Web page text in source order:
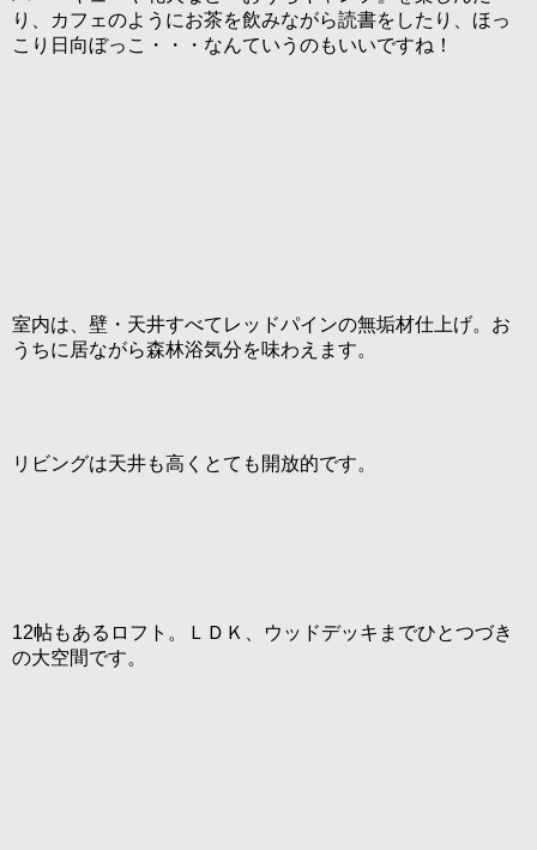
り、カフェのようにお茶を飲みながら読書をしたり、ほっ
こり日向ぼっこ・・・なんていうのもいいですね！
室内は、壁・天井すべてレッドパインの無垢材仕上げ。お
うちに居ながら森林浴気分を味わえます。
リビングは天井も高くとても開放的です。
12帖もあるロフト。ＬＤＫ、ウッドデッキまでひとつづき
の大空間です。